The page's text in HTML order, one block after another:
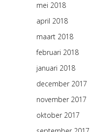
mei 2018
april 2018
maart 2018
februari 2018
januari 2018
december 2017
november 2017
oktober 2017